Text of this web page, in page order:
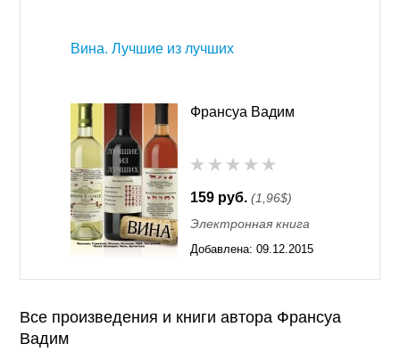
Вина. Лучшие из лучших
Франсуа Вадим
159 руб. (1,96$)
Электронная книга
Добавлена: 09.12.2015
Все произведения и книги автора Франсуа
Вадим